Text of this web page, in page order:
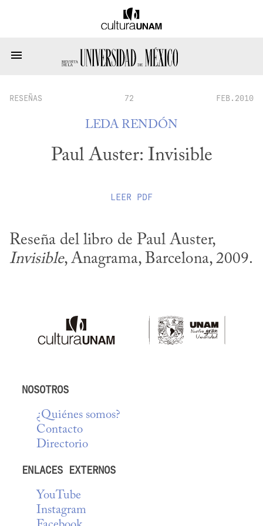
RESEÑAS 72 FEB.2010
LEDA RENDÓN
Paul Auster: Invisible
LEER PDF
Reseña del libro de Paul Auster,
Invisible, Anagrama, Barcelona, 2009.
NOSOTROS
¿Quiénes somos?
Contacto
Directorio
ENLACES EXTERNOS
YouTube
Instagram